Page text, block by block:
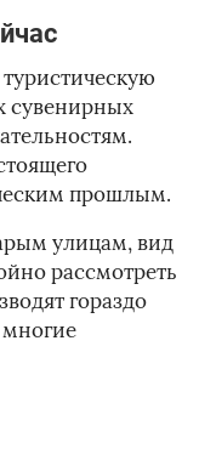
сувенирных
прошлым.
улицам, вид
рассмотреть
гораздо
многие